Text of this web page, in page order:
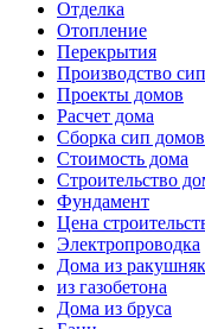
Отделка
Отопление
Перекрытия
Производство
Проекты домов
Расчет дома
Сборка сип домов
Стоимость дома
Строительство
Фундамент
Цена
Электропроводка
Дома из
из газобетона
Дома из бруса